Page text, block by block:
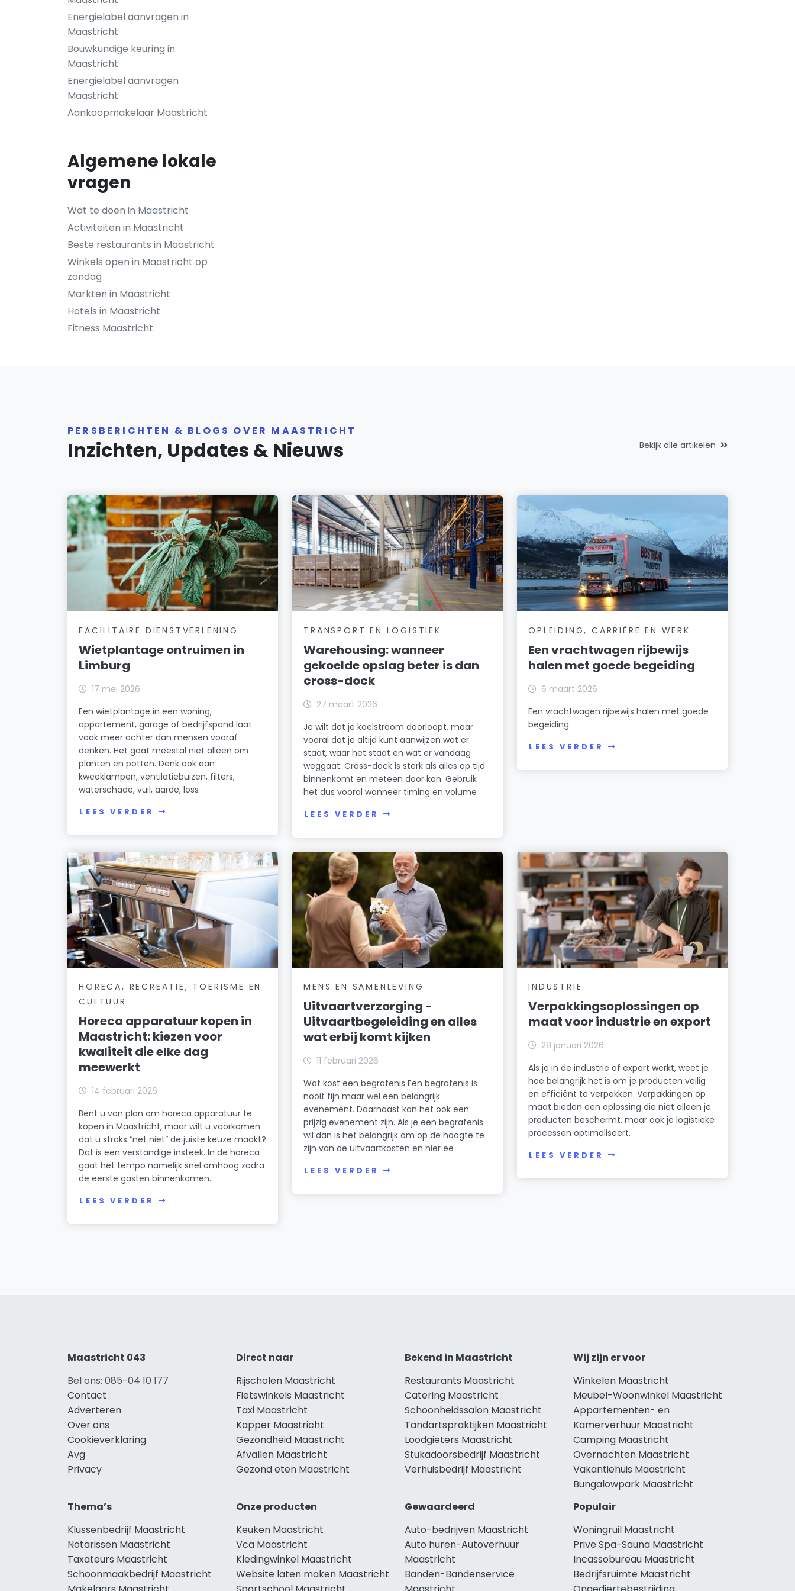
Energielabel aanvragen in
Maastricht
Bouwkundige keuring in
Maastricht
Energielabel aanvragen
Maastricht
Aankoopmakelaar Maastricht
Algemene lokale
vragen
Wat te doen in Maastricht
Activiteiten in Maastricht
Beste restaurants in Maastricht
Winkels open in Maastricht op
zondag
Markten in Maastricht
Hotels in Maastricht
Fitness Maastricht
PERSBERICHTEN & BLOGS OVER MAASTRICHT
Inzichten, Updates & Nieuws Bekijk alle artikelen
FACILITAIRE DIENSTVERLENING
Wietplantage ontruimen in
Limburg
17 mei 2026
Een wietplantage in een woning,
appartement, garage of bedrijfspand laat
vaak meer achter dan mensen vooraf
denken. Het gaat meestal niet alleen om
planten en potten. Denk ook aan
kweeklampen, ventilatiebuizen, filters,
waterschade, vuil, aarde, loss
LEES VERDER
TRANSPORT EN LOGISTIEK
Warehousing: wanneer
gekoelde opslag beter is dan
cross-dock
27 maart 2026
Je wilt dat je koelstroom doorloopt, maar
vooral dat je altijd kunt aanwijzen wat er
staat, waar het staat en wat er vandaag
weggaat. Cross-dock is sterk als alles op tijd
binnenkomt en meteen door kan. Gebruik
het dus vooral wanneer timing en volume
LEES VERDER
OPLEIDING, CARRIÈRE EN WERK
Een vrachtwagen rijbewijs
halen met goede begeiding
6 maart 2026
Een vrachtwagen rijbewijs halen met goede
begeiding
LEES VERDER
HORECA, RECREATIE, TOERISME EN
CULTUUR
Horeca apparatuur kopen in
Maastricht: kiezen voor
kwaliteit die elke dag
meewerkt
14 februari 2026
Bent u van plan om horeca apparatuur te
kopen in Maastricht, maar wilt u voorkomen
dat u straks “net niet” de juiste keuze maakt?
Dat is een verstandige insteek. In de horeca
gaat het tempo namelijk snel omhoog zodra
de eerste gasten binnenkomen.
LEES VERDER
MENS EN SAMENLEVING
Uitvaartverzorging -
Uitvaartbegeleiding en alles
wat erbij komt kijken
11 februari 2026
Wat kost een begrafenis Een begrafenis is
nooit fijn maar wel een belangrijk
evenement. Daarnaast kan het ook een
prijzig evenement zijn. Als je een begrafenis
wil dan is het belangrijk om op de hoogte te
zijn van de uitvaartkosten en hier ee
LEES VERDER
INDUSTRIE
Verpakkingsoplossingen op
maat voor industrie en export
28 januari 2026
Als je in de industrie of export werkt, weet je
hoe belangrijk het is om je producten veilig
en efficiënt te verpakken. Verpakkingen op
maat bieden een oplossing die niet alleen je
producten beschermt, maar ook je logistieke
processen optimaliseert.
LEES VERDER
Maastricht 043
Bel ons: 085-04 10 177
Contact
Adverteren
Over ons
Cookieverklaring
Avg
Privacy
Direct naar
Rijscholen Maastricht
Fietswinkels Maastricht
Taxi Maastricht
Kapper Maastricht
Gezondheid Maastricht
Afvallen Maastricht
Gezond eten Maastricht
Bekend in Maastricht
Restaurants Maastricht
Catering Maastricht
Schoonheidssalon Maastricht
Tandartspraktijken Maastricht
Loodgieters Maastricht
Stukadoorsbedrijf Maastricht
Verhuisbedrijf Maastricht
Wij zijn er voor
Winkelen Maastricht
Meubel-Woonwinkel Maastricht
Appartementen- en
Kamerverhuur Maastricht
Camping Maastricht
Overnachten Maastricht
Vakantiehuis Maastricht
Bungalowpark Maastricht
Thema’s
Klussenbedrijf Maastricht
Notarissen Maastricht
Taxateurs Maastricht
Schoonmaakbedrijf Maastricht
Onze producten
Keuken Maastricht
Vca Maastricht
Kledingwinkel Maastricht
Website laten maken Maastricht
Gewaardeerd
Auto-bedrijven Maastricht
Auto huren-Autoverhuur
Maastricht
Banden-Bandenservice
Populair
Woningruil Maastricht
Prive Spa-Sauna Maastricht
Incassobureau Maastricht
Bedrijfsruimte Maastricht